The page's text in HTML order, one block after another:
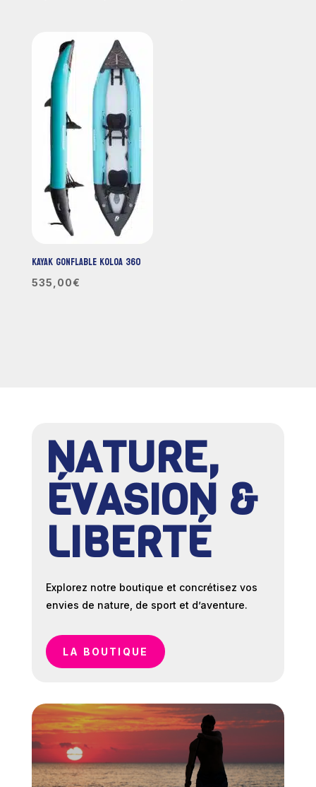
à
85,00€
KAYAK GONFLABLE KOLOA 360
535,00€
NATURE,
ÉVASION &
LIBERTÉ
Explorez notre boutique et concrétisez vos
envies de nature, de sport et d’aventure.
LA BOUTIQUE